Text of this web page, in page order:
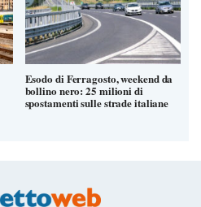
Esodo di Ferragosto, weekend da
bollino nero: 25 milioni di
spostamenti sulle strade italiane